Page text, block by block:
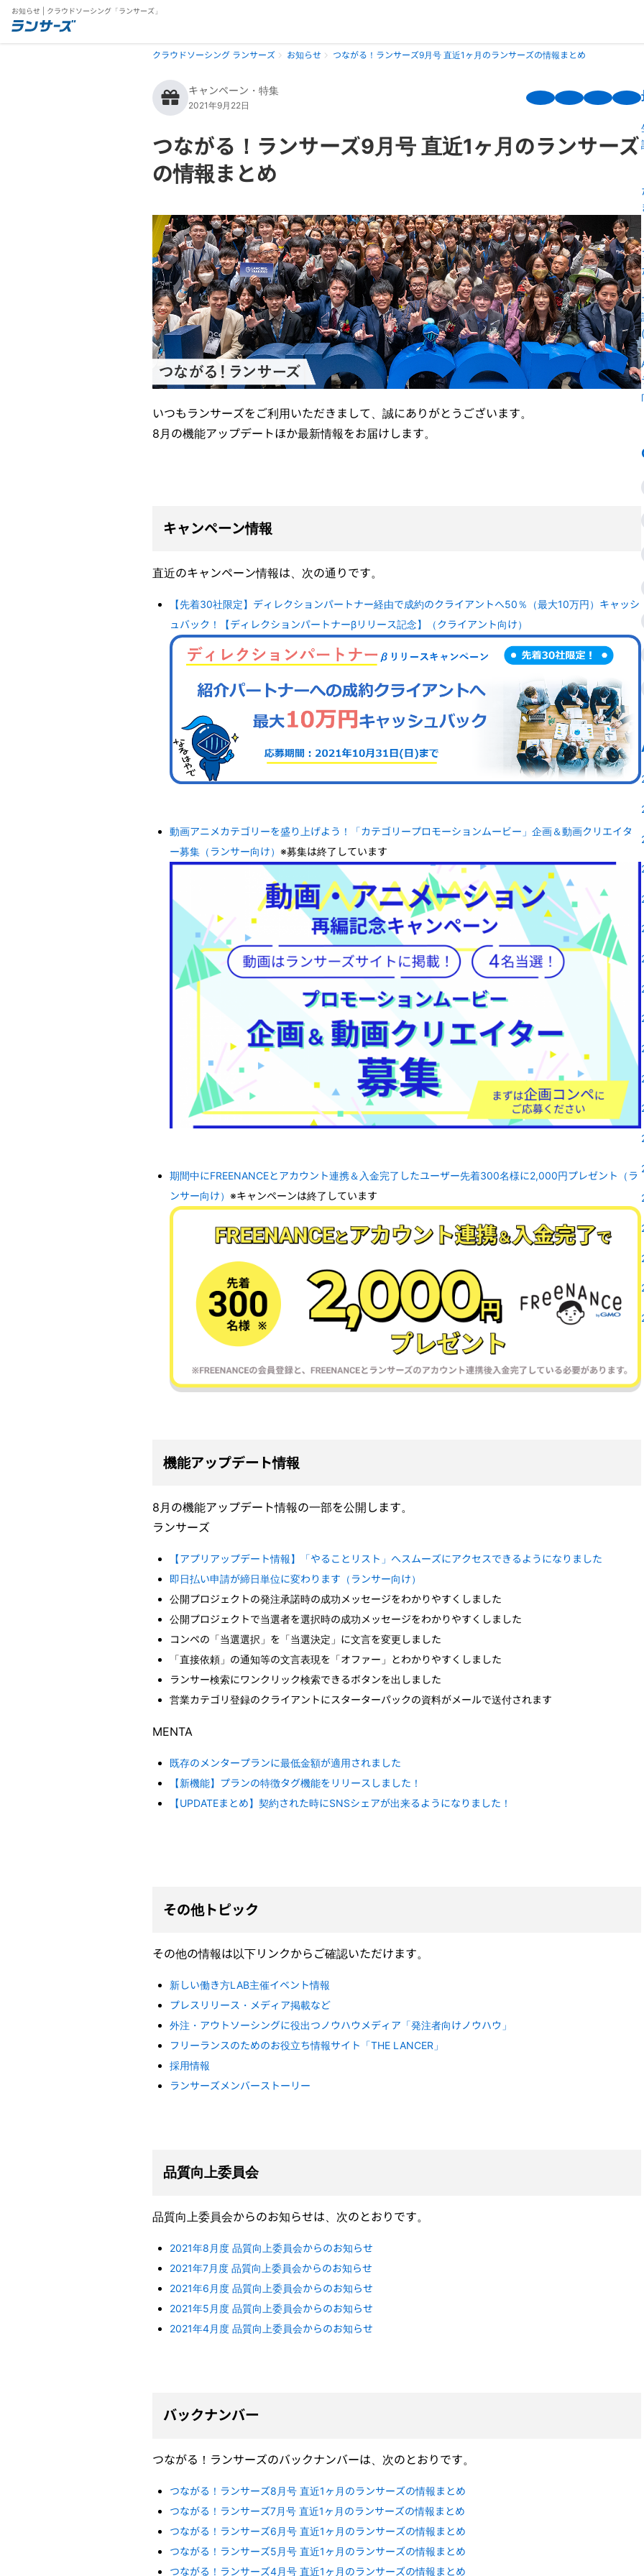
お知らせ | クラウドソーシング「ランサーズ」
クラウドソーシング ランサーズ お知らせ つながる！ランサーズ9月号 直近1ヶ月のランサーズの情報まとめ
キャンペーン・特集
2021年9月22日
つながる！ランサーズ9月号 直近1ヶ月のランサーズ
の情報まとめ
いつもランサーズをご利用いただきまして、誠にありがとうございます。
8月の機能アップデートほか最新情報をお届けします。
キャンペーン情報
直近のキャンペーン情報は、次の通りです。
【先着30社限定】ディレクションパートナー経由で成約のクライアントへ50％（最大10万円）キャッシ
ュバック！【ディレクションパートナーβリリース記念】（クライアント向け）
動画アニメカテゴリーを盛り上げよう！「カテゴリープロモーションムービー」企画＆動画クリエイタ
ー募集（ランサー向け） ※募集は終了しています
期間中にFREENANCEとアカウント連携＆入金完了したユーザー先着300名様に2,000円プレゼント（ラ
ンサー向け） ※キャンペーンは終了しています
機能アップデート情報
8月の機能アップデート情報の一部を公開します。
ランサーズ
【アプリアップデート情報】「やることリスト」へスムーズにアクセスできるようになりました
即日払い申請が締日単位に変わります（ランサー向け）
公開プロジェクトの発注承諾時の成功メッセージをわかりやすくしました
公開プロジェクトで当選者を選択時の成功メッセージをわかりやすくしました
コンペの「当選選択」を「当選決定」に文言を変更しました
「直接依頼」の通知等の文言表現を「オファー」とわかりやすくしました
ランサー検索にワンクリック検索できるボタンを出しました
営業カテゴリ登録のクライアントにスターターパックの資料がメールで送付されます
MENTA
既存のメンタープランに最低金額が適用されました
【新機能】プランの特徴タグ機能をリリースしました！
【UPDATEまとめ】契約された時にSNSシェアが出来るようになりました！
その他トピック
その他の情報は以下リンクからご確認いただけます。
新しい働き方LAB主催イベント情報
プレスリリース・メディア掲載など
外注・アウトソーシングに役出つノウハウメディア「発注者向けノウハウ」
フリーランスのためのお役立ち情報サイト「THE LANCER」
採用情報
ランサーズメンバーストーリー
品質向上委員会
品質向上委員会からのお知らせは、次のとおりです。
2021年8月度 品質向上委員会からのお知らせ
2021年7月度 品質向上委員会からのお知らせ
2021年6月度 品質向上委員会からのお知らせ
2021年5月度 品質向上委員会からのお知らせ
2021年4月度 品質向上委員会からのお知らせ
バックナンバー
つながる！ランサーズのバックナンバーは、次のとおりです。
つながる！ランサーズ8月号 直近1ヶ月のランサーズの情報まとめ
つながる！ランサーズ7月号 直近1ヶ月のランサーズの情報まとめ
つながる！ランサーズ6月号 直近1ヶ月のランサーズの情報まとめ
つながる！ランサーズ5月号 直近1ヶ月のランサーズの情報まとめ
つながる！ランサーズ4月号 直近1ヶ月のランサーズの情報まとめ